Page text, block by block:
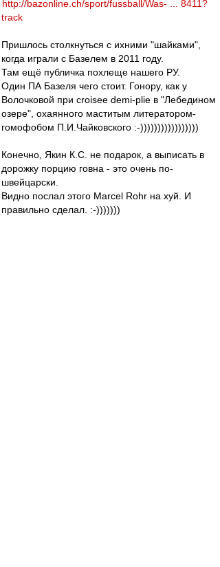
http://bazonline.ch/sport/fussball/Was- ... 8411?
track
Пришлось столкнуться с ихними "шайками",
когда играли с Базелем в 2011 году.
Там ещё публичка похлеще нашего РУ.
Один ПА Базеля чего стоит. Гонору, как у
Волочковой при croisee demi-plie в "Лебедином
озере", охаянного маститым литератором-
гомофобом П.И.Чайковского :-)))))))))))))))))
Конечно, Якин К.С. не подарок, а выписать в
дорожку порцию говна - это очень по-
швейцарски.
Видно послал этого Marcel Rohr на хуй. И
правильно сделал. :-)))))))